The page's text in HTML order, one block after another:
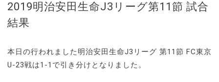
2019明治安田生命J3リーグ第11節 試合
結果
本日の行われました明治安田生命J3リーグ 第11節 FC東京
U-23戦は1-1で引き分けとなりました。